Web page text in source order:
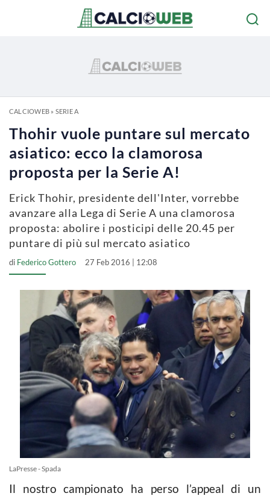
CALCIOWEB» SERIE A
Thohir vuole puntare sul mercato
asiatico: ecco la clamorosa
proposta per la Serie A!
Erick Thohir, presidente dell'Inter, vorrebbe
avanzare alla Lega di Serie A una clamorosa
proposta: abolire i posticipi delle 20.45 per
puntare di più sul mercato asiatico
di Federico Gottero 27 Feb 2016 | 12:08
LaPresse - Spada
Il nostro campionato ha perso l’appeal di un